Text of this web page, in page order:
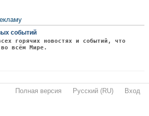
событий
горячих новостях и событий, что
во всём Мире.
Полная версия Русский (RU) Вход